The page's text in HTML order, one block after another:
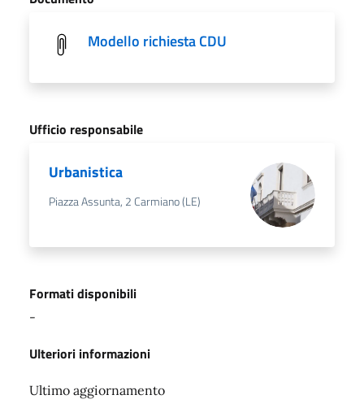
Modello richiesta CDU
Ufficio responsabile
Urbanistica
Piazza Assunta, 2 Carmiano (LE)
Formati disponibili
-
Ulteriori informazioni
Ultimo aggiornamento